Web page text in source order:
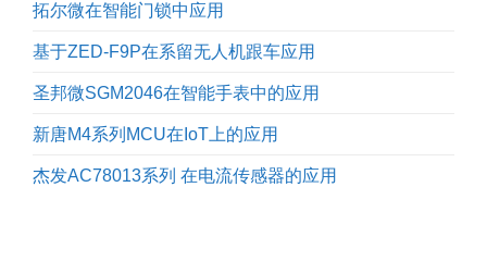
拓尔微在智能门锁中应用
基于ZED-F9P在系留无人机跟车应用
圣邦微SGM2046在智能手表中的应用
新唐M4系列MCU在IoT上的应用
杰发AC78013系列 在电流传感器的应用